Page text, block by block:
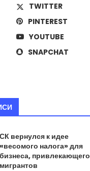
TWITTER
PINTEREST
YOUTUBE
SNAPCHAT
СК вернулся к идее
«весомого налога» для
бизнеса, привлекающего
мигрантов